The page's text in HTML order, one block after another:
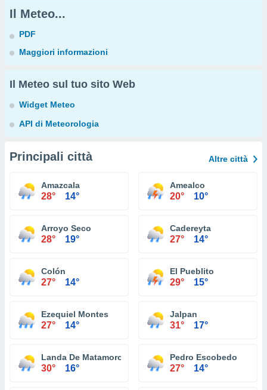
Il Meteo...
PDF
Maggiori informazioni
Il Meteo sul tuo sito Web
Widget Meteo
API di Meteorologia
Principali città Altre città
Amazcala
28° 14°
Amealco
20° 10°
Arroyo Seco
28° 19°
Cadereyta
27° 14°
Colón
27° 14°
El Pueblito
29° 15°
Ezequiel Montes
27° 14°
Jalpan
31° 17°
Landa De Matamoros
30° 16°
Pedro Escobedo
27° 14°